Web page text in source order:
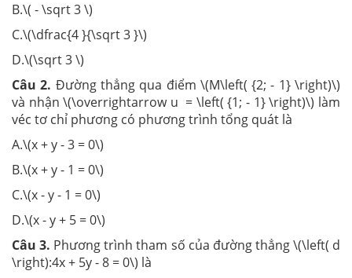
B.\( - \sqrt 3 \)
C.\(\dfrac{4 }{\sqrt 3 }\)
D.\(\sqrt 3 \)
Câu 2. Đường thẳng qua điểm \(M\left( {2; - 1} \right)\)
và nhận \(\overrightarrow u = \left( {1; - 1} \right)\) làm
véc tơ chỉ phương có phương trình tổng quát là
A.\(x + y - 3 = 0\)
B.\(x + y - 1 = 0\)
C.\(x - y - 1 = 0\)
D.\(x - y + 5 = 0\)
Câu 3. Phương trình tham số của đường thẳng \(\left( d
\right):4x + 5y - 8 = 0\) là